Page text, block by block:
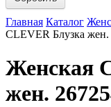
Главная Каталог
CLEVER Блузка жен.
Женская
жен.